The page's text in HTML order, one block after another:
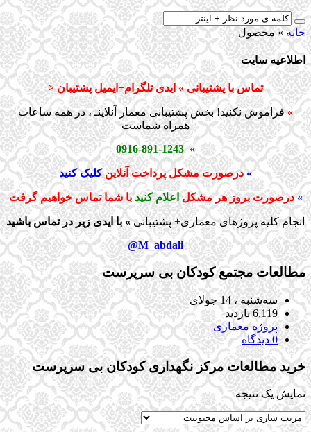
خانه»محصول
اطلاعیه سایت
تماس با پشتیبانی » ایدی تلگرام+ایمیل پشتیبان <
» فراموش نکنید! بخش پشتیبانی معمار آنلاینـ ، در همه ساعات
همراه شماست
» 0916-891-1243
»درصورت مشکل پرداخت آنلاینکلیک کنید
»درصورت بروز هر مشکل اعلام کنیدبا شما تماس خواهیم گرفت
انجام کلیه پروژهای معماری+ پشتیبانی» با ایدی زیر در تماس باشید
M_abdali@
مطالعات مجتمع کودکان بی سرپرست
سه‌شنبه ، 14 جولای
6,119 بازدید
پروژه معماری
0 دیدگاه
خرید مطالعات مرکز نگهداری کودکان بی سرپرست
نمایش یک نتیجه